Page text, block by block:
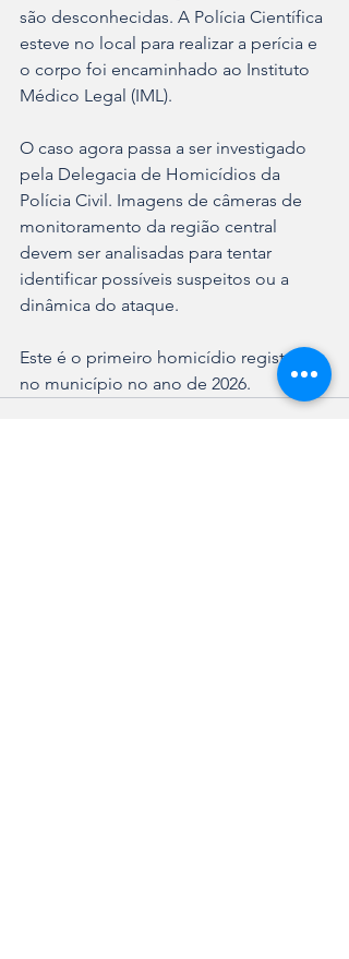
são desconhecidas. A Polícia Científica
esteve no local para realizar a perícia e
o corpo foi encaminhado ao Instituto
Médico Legal (IML).
O caso agora passa a ser investigado
pela Delegacia de Homicídios da
Polícia Civil. Imagens de câmeras de
monitoramento da região central
devem ser analisadas para tentar
identificar possíveis suspeitos ou a
dinâmica do ataque.
Este é o primeiro homicídio registrado
no município no ano de 2026.